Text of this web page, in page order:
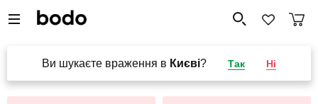
Ви шукаєте враження в Києві? Так Ні